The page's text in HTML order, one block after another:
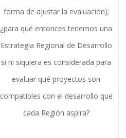
forma de ajustar la evaluación);
¿para qué entonces tenemos una
Estrategia Regional de Desarrollo
si ni siquiera es considerada para
evaluar qué proyectos son
compatibles con el desarrollo que
cada Región aspira?